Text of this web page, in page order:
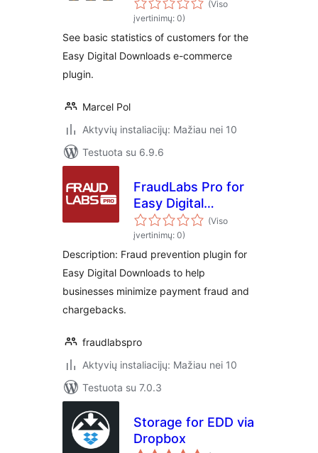
Downloads
(Viso
įvertinimų: 0)
See basic statistics of customers for the
Easy Digital Downloads e-commerce
plugin.
Marcel Pol
Aktyvių instaliacijų: Mažiau nei 10
Testuota su 6.9.6
FraudLabs Pro for
Easy Digital
Downloads
(Viso
įvertinimų: 0)
Description: Fraud prevention plugin for
Easy Digital Downloads to help
businesses minimize payment fraud and
chargebacks.
fraudlabspro
Aktyvių instaliacijų: Mažiau nei 10
Testuota su 7.0.3
Storage for EDD via
Dropbox